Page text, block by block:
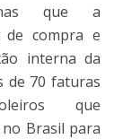
que a
de compra e
interna da
de 70 faturas
que
Brasil para